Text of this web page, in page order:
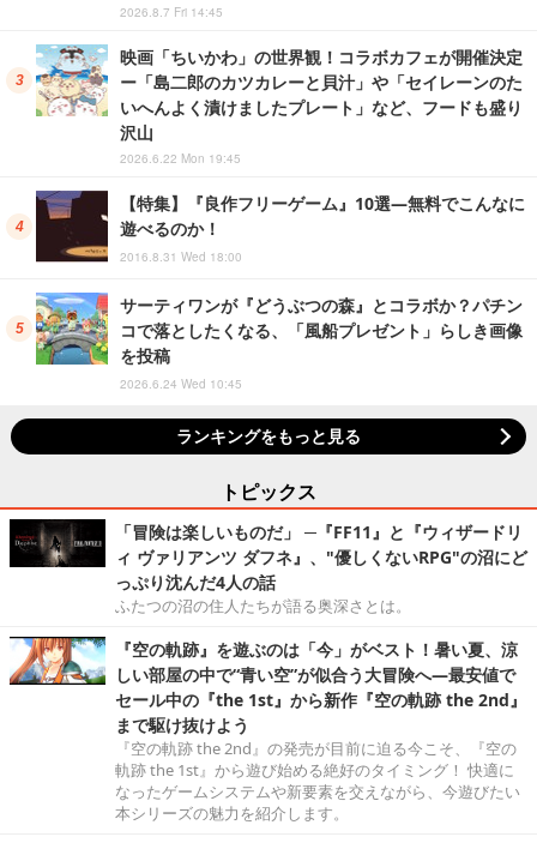
2026.8.7 Fri 14:45
映画「ちいかわ」の世界観！コラボカフェが開催決定
ー「島二郎のカツカレーと貝汁」や「セイレーンのた
いへんよく漬けましたプレート」など、フードも盛り
沢山
2026.6.22 Mon 19:45
【特集】『良作フリーゲーム』10選―無料でこんなに
遊べるのか！
2016.8.31 Wed 18:00
サーティワンが『どうぶつの森』とコラボか？パチン
コで落としたくなる、「風船プレゼント」らしき画像
を投稿
2026.6.24 Wed 10:45
ランキングをもっと見る
トピックス
「冒険は楽しいものだ」 ─『FF11』と『ウィザードリ
ィ ヴァリアンツ ダフネ』、"優しくないRPG"の沼にど
っぷり沈んだ4人の話
ふたつの沼の住人たちが語る奥深さとは。
『空の軌跡』を遊ぶのは「今」がベスト！暑い夏、涼
しい部屋の中で“青い空”が似合う大冒険へ―最安値で
セール中の『the 1st』から新作『空の軌跡 the 2nd』
まで駆け抜けよう
『空の軌跡 the 2nd』の発売が目前に迫る今こそ、『空の
軌跡 the 1st』から遊び始める絶好のタイミング！ 快適に
なったゲームシステムや新要素を交えながら、今遊びたい
本シリーズの魅力を紹介します。